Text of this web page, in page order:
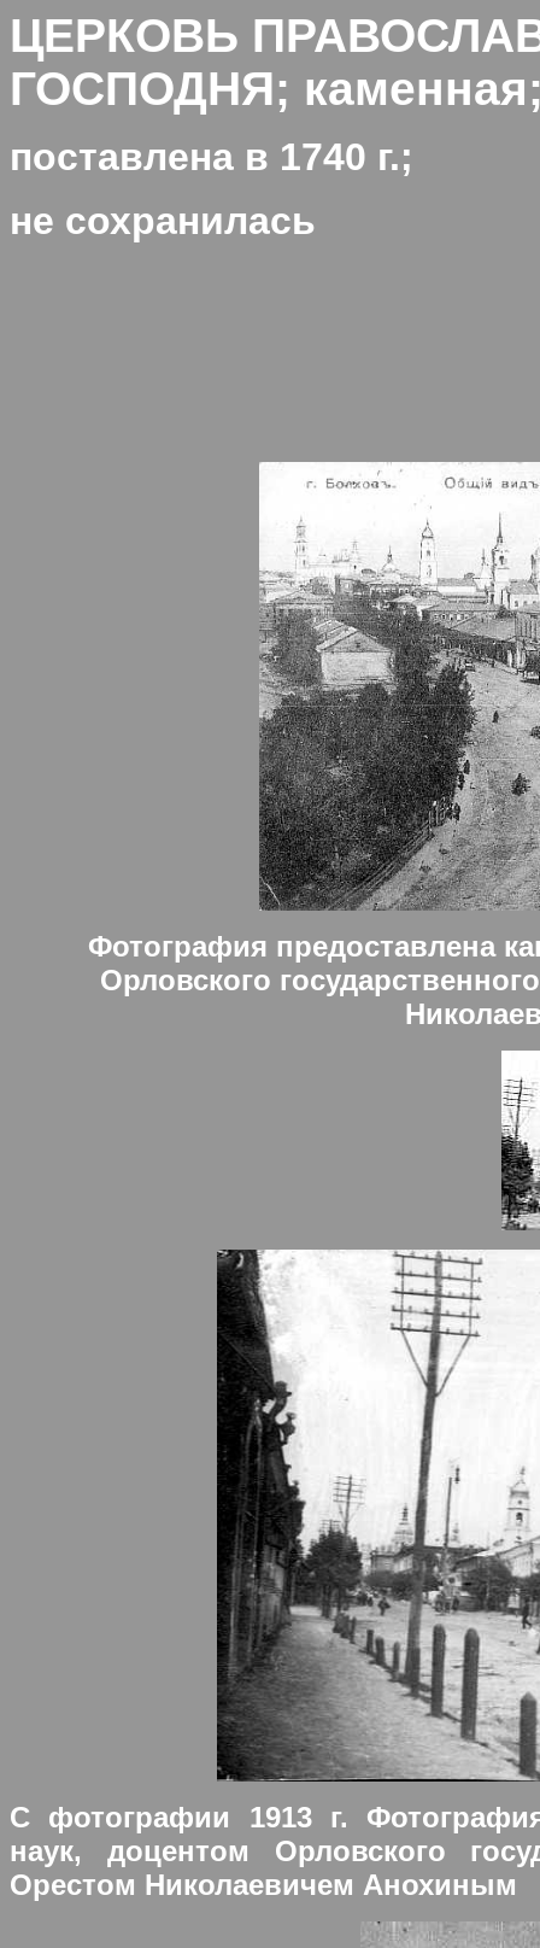
ЦЕРКОВЬ
ГОСПОДНЯ;
поставлена в 1740 г.;
не сохранилась
Фотография предоставлена
Орловского
С фотографии 1913 г.
наук, доцентом Орловского
Орестом Николаевичем Анохиным